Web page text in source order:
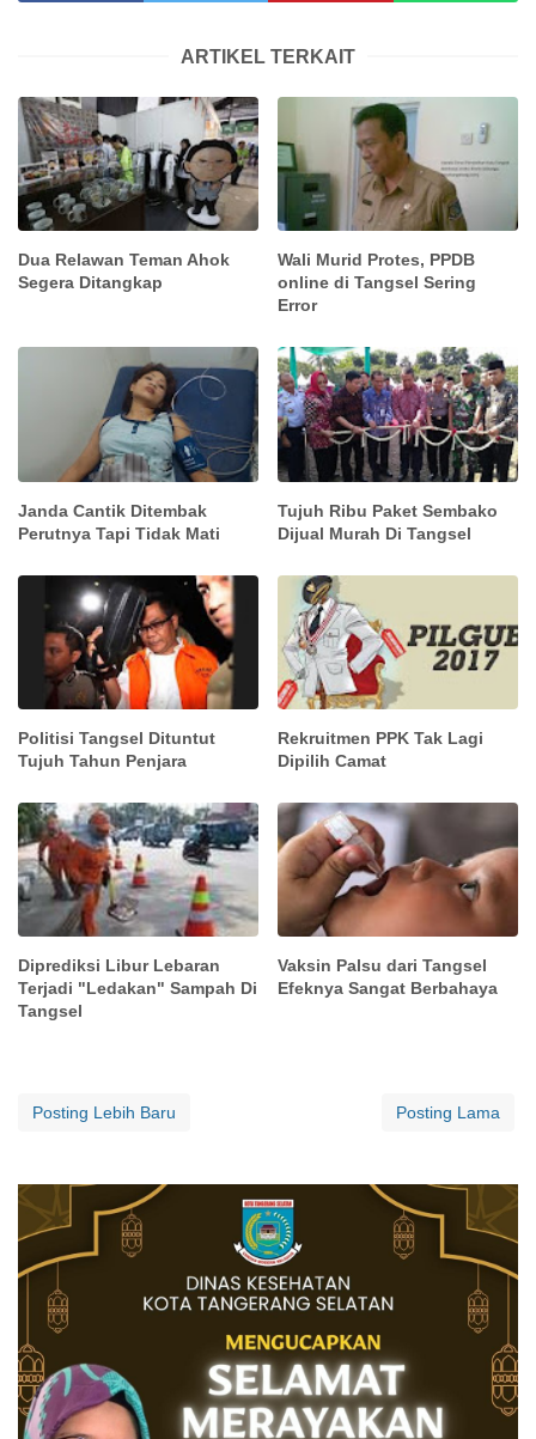
ARTIKEL TERKAIT
Dua Relawan Teman Ahok
Segera Ditangkap
Wali Murid Protes, PPDB
online di Tangsel Sering
Error
Janda Cantik Ditembak
Perutnya Tapi Tidak Mati
Tujuh Ribu Paket Sembako
Dijual Murah Di Tangsel
Politisi Tangsel Dituntut
Tujuh Tahun Penjara
Rekruitmen PPK Tak Lagi
Dipilih Camat
Diprediksi Libur Lebaran
Terjadi "Ledakan" Sampah Di
Tangsel
Vaksin Palsu dari Tangsel
Efeknya Sangat Berbahaya
Posting Lebih Baru Posting Lama